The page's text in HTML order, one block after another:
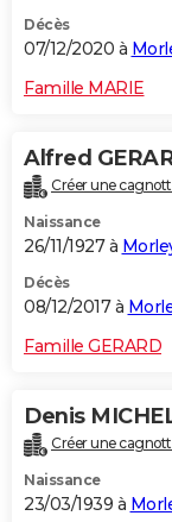
S'inscrire
Se connecter
Lycées
Collèges
Primaires
Universités
Entreprises
Service militaire
Avis de recherche
AVIS DE DÉCÈS
FORUM
Bricolage
Lifestyle
Culture
Sport
Auto
Television
Voyage
Cinema
Décès
07/12/2020 à
Famille MARIE
Alfred
Créer une
Naissance
26/11/1927 à
Décès
08/12/2017 à
Famille GERARD
Denis
Créer une
Naissance
23/03/1939 à